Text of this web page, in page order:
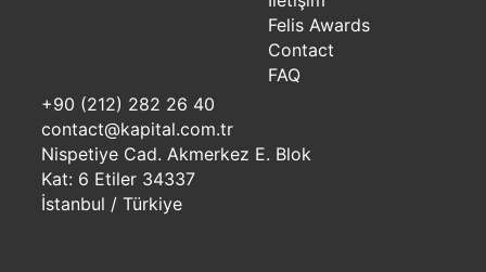
Felis Awards
Contact
FAQ
+90 (212) 282 26 40
contact@kapital.com.tr
Nispetiye Cad. Akmerkez E. Blok
Kat: 6 Etiler 34337
İstanbul / Türkiye